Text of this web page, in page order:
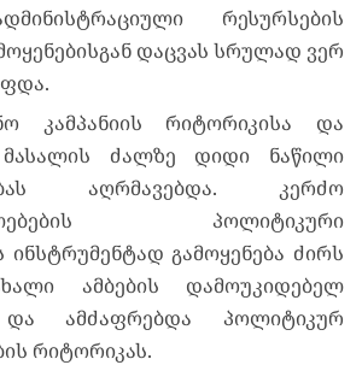
რესურსების
დაცვას სრულად ვერ
კამპანიის რიტორიკისა და
ძალზე დიდი ნაწილი
აღრმავებდა. კერძო
პოლიტიკური
ინსტრუმენტად გამოყენება ძირს
ამბების დამოუკიდებელ
და ამძაფრებდა პოლიტიკურ
რიტორიკას.